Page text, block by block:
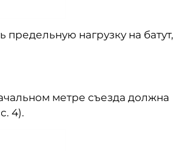
нагрузку на батут,
метре съезда должна
4).